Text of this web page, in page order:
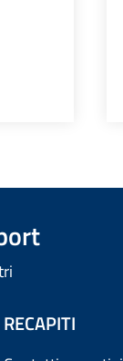
RECAPITI